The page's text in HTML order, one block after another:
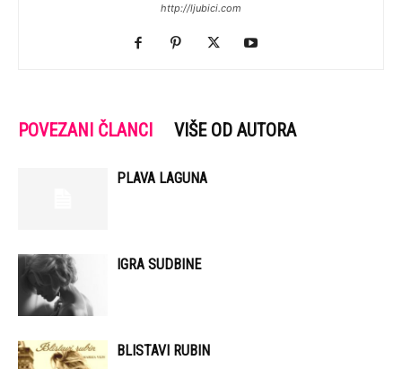
http://ljubici.com
POVEZANI ČLANCI VIŠE OD AUTORA
PLAVA LAGUNA
IGRA SUDBINE
BLISTAVI RUBIN